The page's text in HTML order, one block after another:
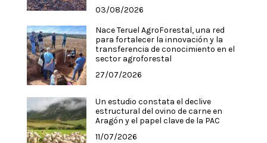
03/08/2026
Nace Teruel AgroForestal, una red
para fortalecer la innovación y la
transferencia de conocimiento en el
sector agroforestal
27/07/2026
Un estudio constata el declive
estructural del ovino de carne en
Aragón y el papel clave de la PAC
11/07/2026